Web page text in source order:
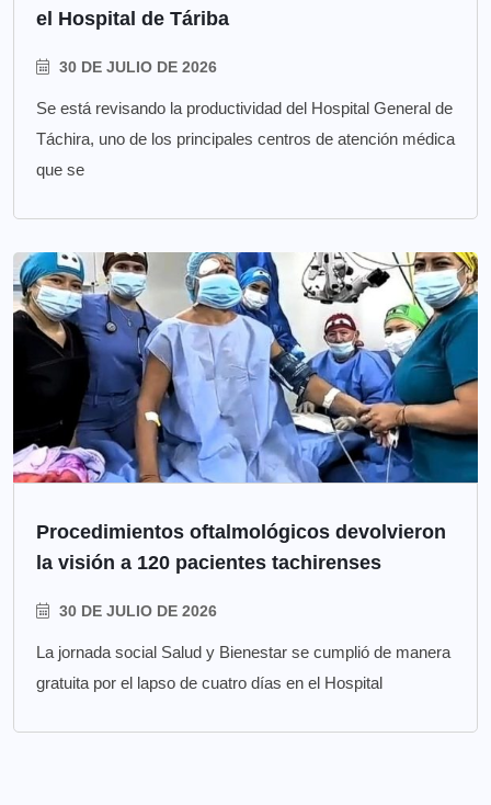
el Hospital de Táriba
30 DE JULIO DE 2026
Se está revisando la productividad del Hospital General de
Táchira, uno de los principales centros de atención médica
que se
Procedimientos oftalmológicos devolvieron
la visión a 120 pacientes tachirenses
30 DE JULIO DE 2026
La jornada social Salud y Bienestar se cumplió de manera
gratuita por el lapso de cuatro días en el Hospital